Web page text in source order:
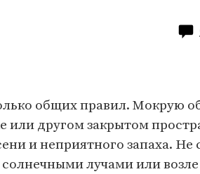
общих правил. Мокрую
или другом закрытом
и неприятного запаха. Не
лучами или возле